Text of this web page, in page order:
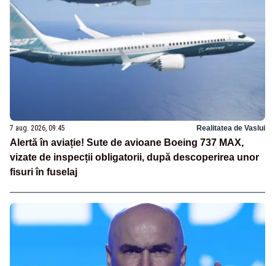
7 aug. 2026, 09:45 Realitatea de Vaslui
Alertă în aviație! Sute de avioane Boeing 737 MAX,
vizate de inspecții obligatorii, după descoperirea unor
fisuri în fuselaj